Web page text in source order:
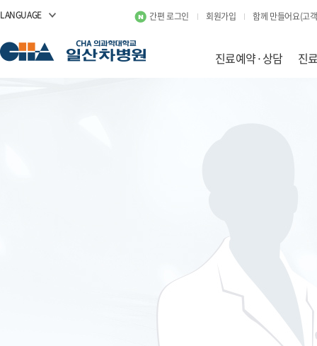
LANGUAGE 간편 로그인 회원가입 함께 만들어요(고
진료예약·상담 진